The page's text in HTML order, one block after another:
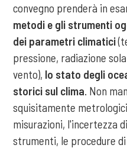
convegno prenderà in
metodi e gli strumenti
dei parametri climatici
pressione, radiazione
vento), lo stato degli
storici sul clima . Non
squisitamente
misurazioni, l'incertezza
strumenti, le procedure